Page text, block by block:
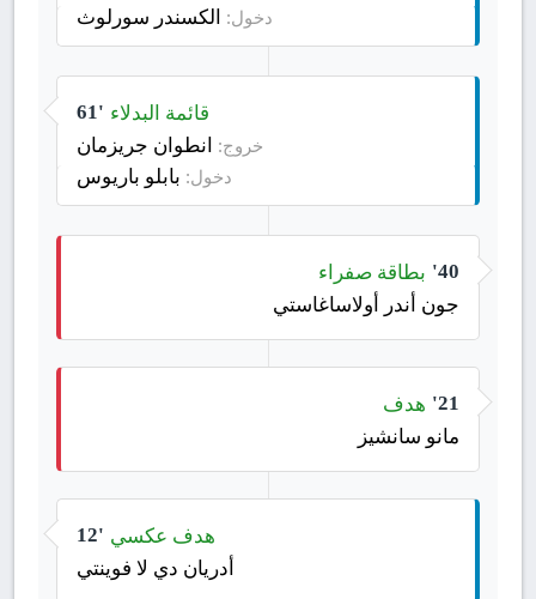
دخول: الكسندر سورلوث
61' قائمة البدلاء
خروج: انطوان جريزمان
دخول: بابلو باريوس
40' بطاقة صفراء
جون أندر أولاساغاستي
21' هدف
مانو سانشيز
12' هدف عكسي
أدريان دي لا فوينتي